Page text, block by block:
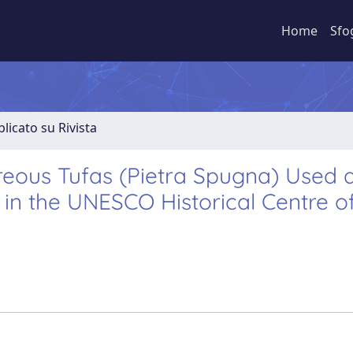
Home
su Rivista
Tufas (Pietra Spugna) Used
the UNESCO Historical Centre